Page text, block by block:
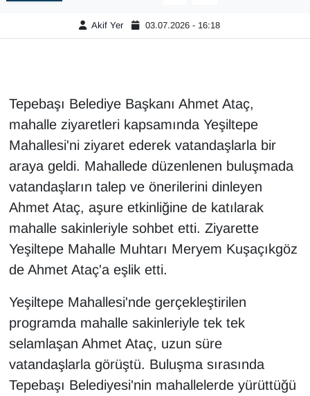
Akif Yer 03.07.2026 - 16:18
Tepebaşı Belediye Başkanı Ahmet Ataç,
mahalle ziyaretleri kapsamında Yeşiltepe
Mahallesi'ni ziyaret ederek vatandaşlarla bir
araya geldi. Mahallede düzenlenen buluşmada
vatandaşların talep ve önerilerini dinleyen
Ahmet Ataç, aşure etkinliğine de katılarak
mahalle sakinleriyle sohbet etti. Ziyarette
Yeşiltepe Mahalle Muhtarı Meryem Kuşaçıkgöz
de Ahmet Ataç'a eşlik etti.
Yeşiltepe Mahallesi'nde gerçekleştirilen
programda mahalle sakinleriyle tek tek
selamlaşan Ahmet Ataç, uzun süre
vatandaşlarla görüştü. Buluşma sırasında
Tepebaşı Belediyesi'nin mahallelerde yürüttüğü